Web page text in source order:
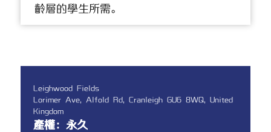
齡層的學生所需。
Leighwood Fields
Lorimer Ave, Alfold Rd, Cranleigh GU6 8WQ, United
Kingdom
產權：永久